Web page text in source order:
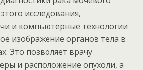
исследования,
и компьютерные технологии
изображение органов тела в
Это позволяет врачу
и расположение опухоли, а